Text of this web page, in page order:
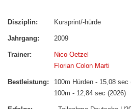
Disziplin: Kursprint/-hürde
Jahrgang: 2009
Trainer:
Nico Oetzel
Florian Colon Marti
Bestleistung:
100m Hürden - 15,08 sec
100m - 12,84 sec (2026)